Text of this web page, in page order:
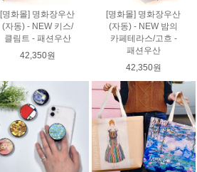
[명화몰] 명화장우산
(자동) - NEW 키스/
클림트 - 패션우산
42,350원
[명화몰] 명화장우산
(자동) - NEW 밤의
카페테라스/고흐 -
패션우산
42,350원